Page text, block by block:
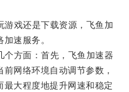
戏还是下载资源，飞鱼加
速服务。
方面：首先，飞鱼加速器
网络环境自动调节参数，
大程度地提升网速和稳定